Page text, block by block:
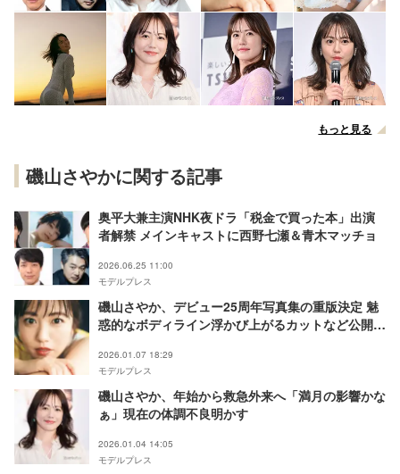
もっと見る
磯山さやかに関する記事
奥平大兼主演NHK夜ドラ「税金で買った本」出演
者解禁 メインキャストに西野七瀬＆青木マッチョ
2026.06.25 11:00
モデルプレス
磯山さやか、デビュー25周年写真集の重版決定 魅
惑的なボディライン浮かび上がるカットなど公開
2026.01.07 18:29
モデルプレス
磯山さやか、年始から救急外来へ「満月の影響かな
ぁ」現在の体調不良明かす
2026.01.04 14:05
モデルプレス